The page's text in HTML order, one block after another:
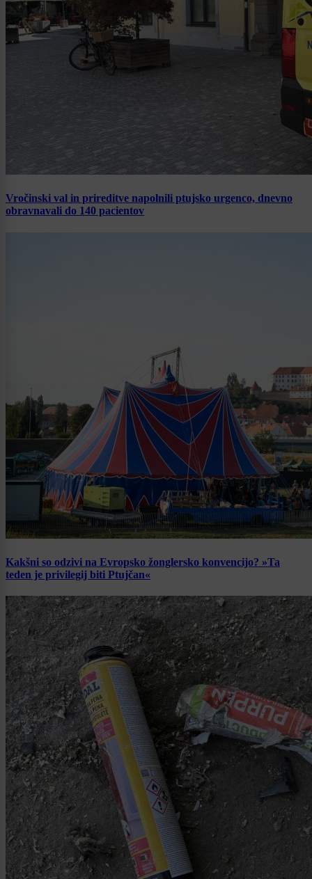
Vročinski val in prireditve napolnili ptujsko urgenco, dnevno
obravnavali do 140 pacientov
Kakšni so odzivi na Evropsko žonglersko konvencijo? »Ta
teden je privilegij biti Ptujčan«